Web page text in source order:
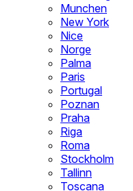
Munchen
New York
Nice
Norge
Palma
Paris
Portugal
Poznan
Praha
Riga
Roma
Stockholm
Tallinn
Toscana